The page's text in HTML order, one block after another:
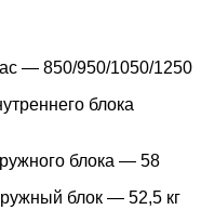
— 850/950/1050/1250
блока
блока — 58
блок — 52,5 кг